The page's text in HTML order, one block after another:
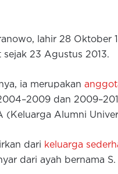
lahir 28 Oktober
sejak 23 Agustus 2013.
ia merupakan
dan
(Keluarga Alumni
dari keluarga
dari ayah bernama